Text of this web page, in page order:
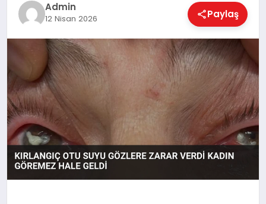
MAGAZIN
SAĞLIK
SPOR
TEKNOLOJI
Admin
12 Nisan 2026 Paylaş